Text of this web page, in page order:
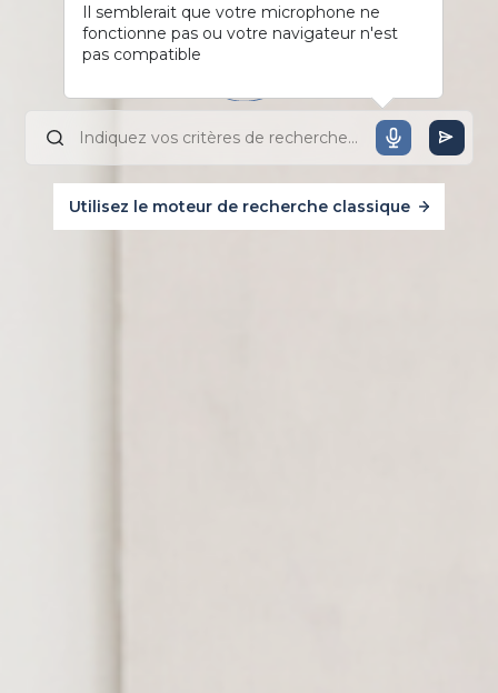
Il semblerait que votre microphone ne
fonctionne pas ou votre navigateur n'est
pas compatible
Utilisez le moteur de recherche classique